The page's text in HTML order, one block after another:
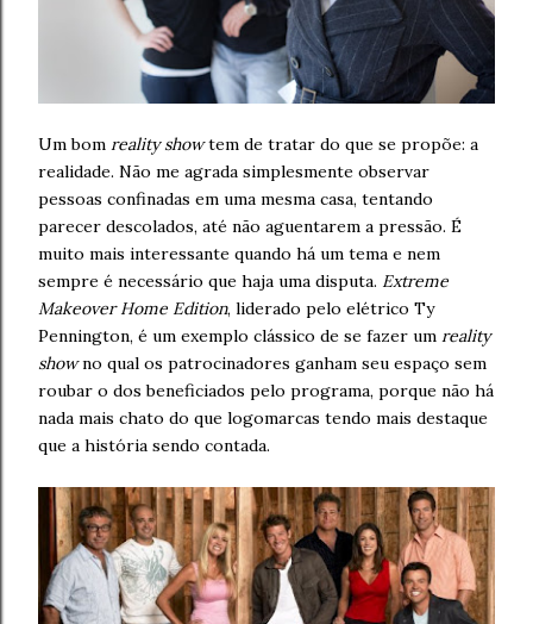
Um bom reality showtem de tratar do que se propõe: a
realidade. Não me agrada simplesmente observar
pessoas confinadas em uma mesma casa, tentando
parecer descolados, até não aguentarem a pressão. É
muito mais interessante quando há um tema e nem
sempre é necessário que haja uma disputa. Extreme
Makeover Home Edition, liderado pelo elétrico Ty
Pennington, é um exemplo clássico de se fazer um reality
showno qual os patrocinadores ganham seu espaço sem
roubar o dos beneficiados pelo programa, porque não há
nada mais chato do que logomarcas tendo mais destaque
que a história sendo contada.